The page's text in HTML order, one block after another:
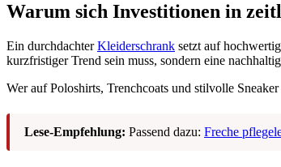
Warum sich Investitionen in
Ein durchdachterKleiderschrank setzt auf
kurzfristiger Trend sein muss, sondern eine
Wer auf Poloshirts, Trenchcoats und stilvolle
Lese-Empfehlung: Passend dazu: Freche